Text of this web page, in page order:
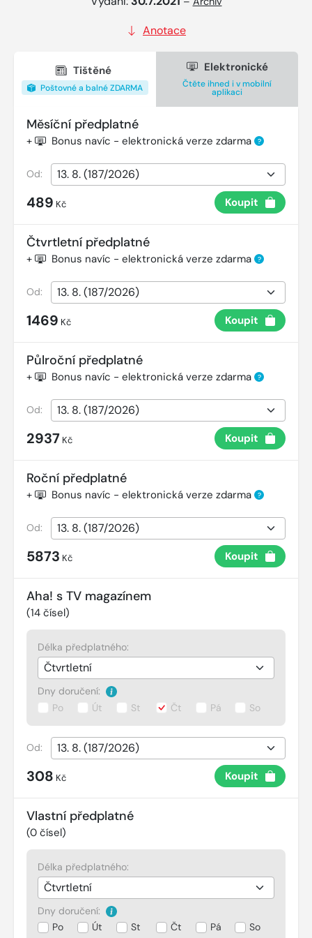
Anotace
Tištěné
Poštovné a balné ZDARMA
Elektronické
Čtěte ihned i v mobilní
aplikaci
Měsíční předplatné
+ Bonus navíc - elektronická verze zdarma ?
Od:
489 Kč Koupit
Čtvrtletní předplatné
+ Bonus navíc - elektronická verze zdarma ?
Od:
1469 Kč Koupit
Půlroční předplatné
+ Bonus navíc - elektronická verze zdarma ?
Od:
2937 Kč Koupit
Roční předplatné
+ Bonus navíc - elektronická verze zdarma ?
Od:
5873 Kč Koupit
Aha! s TV magazínem
(14 čísel)
Délka předplatného:
Dny doručení:
Po
Út St Čt Pá So
Od:
308 Kč Koupit
Vlastní předplatné
(0 čísel)
Délka předplatného:
Dny doručení:
Po
Út St Čt Pá So